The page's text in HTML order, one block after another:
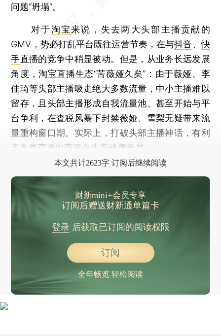
问题“坍塌”。
对于淘宝来说，失去两大头部主播贡献的
GMV，势必打乱平台既往运营节奏，在与抖音、快
手直播的竞争中稍显被动。但是，从业务长远发展
角度，淘宝直播生态“苦薇娅久矣”：由于薇娅、李
佳琦等头部主播吸走绝大多数流量，中小主播难以
留存，且头部主播形成自我流量池、甚至开始与平
台争利，在查税风暴下封禁薇娅、雪梨无疑带来流
量重构窗口期。实际上，打破头部主播神话，有利
于各类直播电商平台生态健康发展。
本文共计2623字 订阅后继续阅读
财新mini+会员专享
订阅后赠送财新通单篇卡
登录后获取已订阅的阅读权限
订阅
全年畅览 轻松阅读